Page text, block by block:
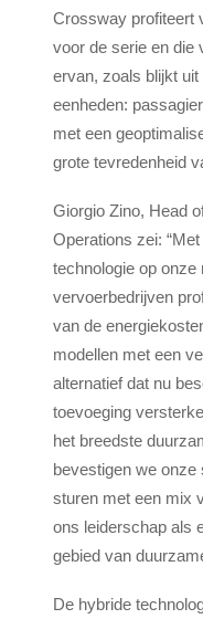
Crossway profiteert
voor de serie en die
ervan, zoals blijkt
eenheden:
met een
grote tevredenheid
Giorgio Zino, Head
Operations zei:
technologie op
vervoerbedrijven
van de
modellen met een
alternatief dat nu
toevoeging
het breedste
bevestigen we onze
sturen met een mix
ons leiderschap als
gebied van
De hybride